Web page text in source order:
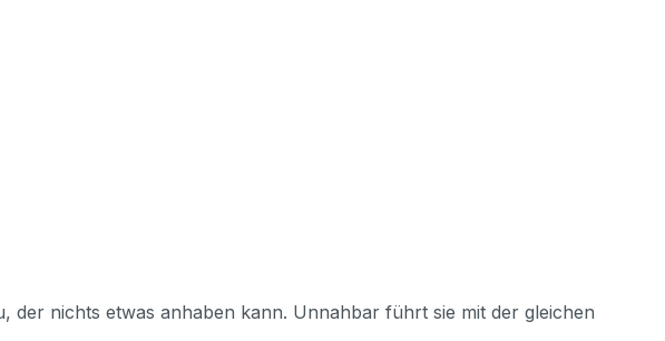
nichts etwas anhaben kann. Unnahbar führt sie mit der gleichen